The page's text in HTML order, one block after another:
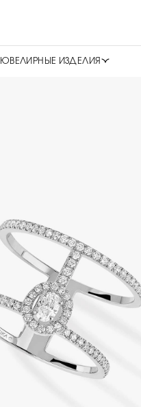
ЮВЕЛИРНЫЕ ИЗДЕЛИЯ